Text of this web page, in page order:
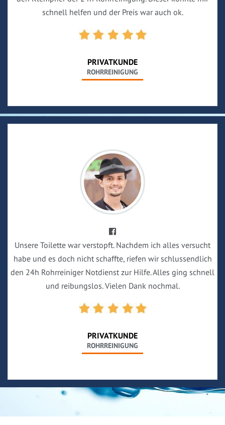
schnell helfen und der Preis war auch ok.
PRIVATKUNDE
ROHRREINIGUNG
Unsere Toilette war verstopft. Nachdem ich alles versucht
habe und es doch nicht schaffte, riefen wir schlussendlich
den 24h Rohrreiniger Notdienst zur Hilfe. Alles ging schnell
und reibungslos. Vielen Dank nochmal.
PRIVATKUNDE
ROHRREINIGUNG